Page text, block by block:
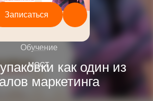
Обучение
как один из
маркетинга
Записаться
—
МОСТ